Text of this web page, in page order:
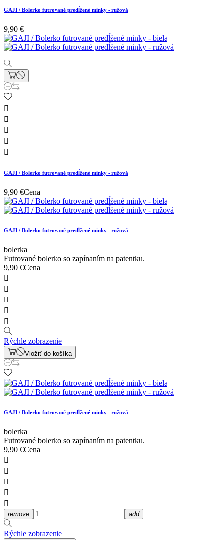
GAJI / Bolerko futrované predĺžené minky - ružová
9,90 €





GAJI / Bolerko futrované predĺžené minky - ružová
9,90 €Cena
GAJI / Bolerko futrované predĺžené minky - ružová
bolerka
Futrované bolerko so zapínaním na patentku.
9,90 €Cena





Rýchle zobrazenie
Vložiť do košíka
GAJI / Bolerko futrované predĺžené minky - ružová
bolerka
Futrované bolerko so zapínaním na patentku.
9,90 €Cena





remove add
Rýchle zobrazenie